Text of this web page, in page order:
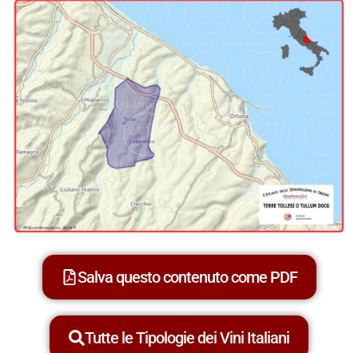
Salva questo contenuto come PDF
Tutte le Tipologie dei Vini Italiani